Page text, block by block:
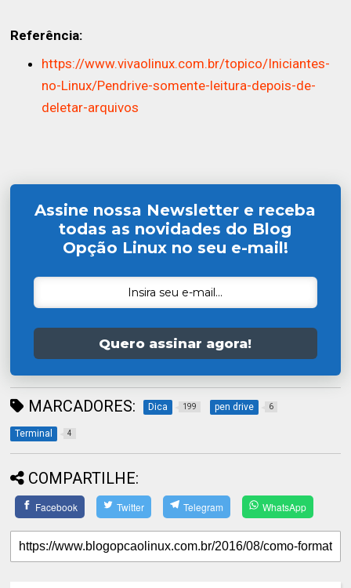
Referência:
https://www.vivaolinux.com.br/topico/Iniciantes-
no-Linux/Pendrive-somente-leitura-depois-de-
deletar-arquivos
Assine nossa Newsletter e receba
todas as novidades do Blog
Opção Linux no seu e-mail!
Quero assinar agora!
MARCADORES: Dica 199 pen drive 6
Terminal 4
COMPARTILHE:
Facebook Twitter Telegram WhatsApp